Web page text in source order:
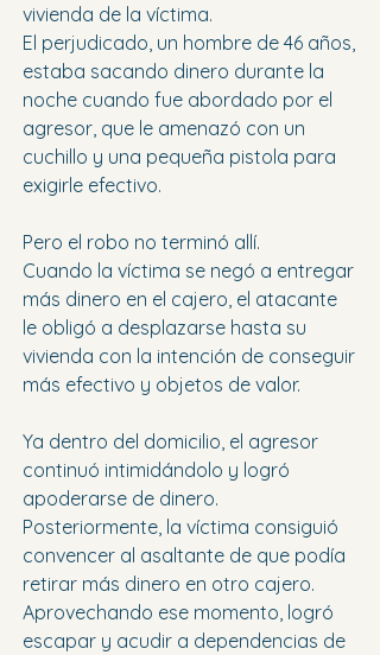
vivienda de la víctima.
El perjudicado, un hombre de 46 años,
estaba sacando dinero durante la
noche cuando fue abordado por el
agresor, que le amenazó con un
cuchillo y una pequeña pistola para
exigirle efectivo.
Pero el robo no terminó allí.
Cuando la víctima se negó a entregar
más dinero en el cajero, el atacante
le obligó a desplazarse hasta su
vivienda con la intención de conseguir
más efectivo y objetos de valor.
Ya dentro del domicilio, el agresor
continuó intimidándolo y logró
apoderarse de dinero.
Posteriormente, la víctima consiguió
convencer al asaltante de que podía
retirar más dinero en otro cajero.
Aprovechando ese momento, logró
escapar y acudir a dependencias de